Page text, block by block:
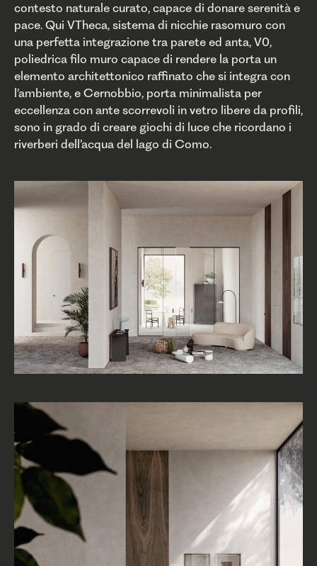
contesto naturale curato, capace di donare serenità e
pace. Qui VTheca, sistema di nicchie rasomuro con
una perfetta integrazione tra parete ed anta, V0,
poliedrica filo muro capace di rendere la porta un
elemento architettonico raffinato che si integra con
l’ambiente, e Cernobbio, porta minimalista per
eccellenza con ante scorrevoli in vetro libere da profili,
sono in grado di creare giochi di luce che ricordano i
riverberi dell’acqua del lago di Como.